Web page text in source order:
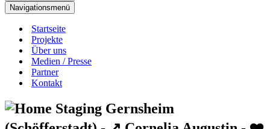
Navigationsmenü
Startseite
Projekte
Über uns
Medien / Presse
Partner
Kontakt